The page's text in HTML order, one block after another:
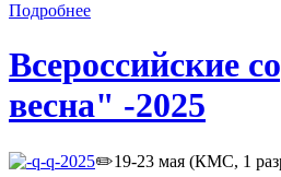
Подробнее
Всероссийские
весна" -2025
✏️19-23 мая (КМС, 1